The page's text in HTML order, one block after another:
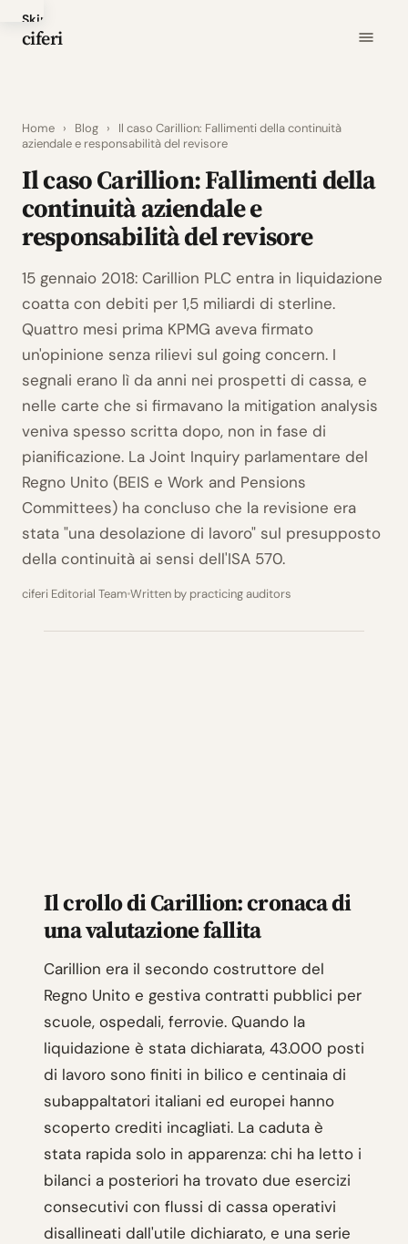
Skip
to
ciferi
Home › Blog ›
Il caso Carillion: Fallimenti della continuità
aziendale e responsabilità del revisore
Il caso Carillion: Fallimenti della
continuità aziendale e
responsabilità del revisore
15 gennaio 2018: Carillion PLC entra in liquidazione
coatta con debiti per 1,5 miliardi di sterline.
Quattro mesi prima KPMG aveva firmato
un'opinione senza rilievi sul going concern. I
segnali erano lì da anni nei prospetti di cassa, e
nelle carte che si firmavano la mitigation analysis
veniva spesso scritta dopo, non in fase di
pianificazione. La Joint Inquiry parlamentare del
Regno Unito (BEIS e Work and Pensions
Committees) ha concluso che la revisione era
stata "una desolazione di lavoro" sul presupposto
della continuità ai sensi dell'ISA 570.
ciferi Editorial Team Written by practicing auditors
Il crollo di Carillion: cronaca di
una valutazione fallita
Carillion era il secondo costruttore del
Regno Unito e gestiva contratti pubblici per
scuole, ospedali, ferrovie. Quando la
liquidazione è stata dichiarata, 43.000 posti
di lavoro sono finiti in bilico e centinaia di
subappaltatori italiani ed europei hanno
scoperto crediti incagliati. La caduta è
stata rapida solo in apparenza: chi ha letto i
bilanci a posteriori ha trovato due esercizi
consecutivi con flussi di cassa operativi
disallineati dall'utile dichiarato, e una serie